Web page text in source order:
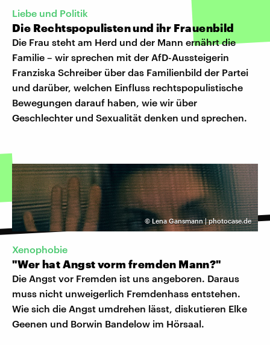
Liebe und Politik
Die Rechtspopulisten und ihr Frauenbild
Die Frau steht am Herd und der Mann ernährt die
Familie – wir sprechen mit der AfD-Aussteigerin
Franziska Schreiber über das Familienbild der Partei
und darüber, welchen Einfluss rechtspopulistische
Bewegungen darauf haben, wie wir über
Geschlechter und Sexualität denken und sprechen.
© Lena Gansmann | photocase.de
Xenophobie
"Wer hat Angst vorm fremden Mann?"
Die Angst vor Fremden ist uns angeboren. Daraus
muss nicht unweigerlich Fremdenhass entstehen.
Wie sich die Angst umdrehen lässt, diskutieren Elke
Geenen und Borwin Bandelow im Hörsaal.